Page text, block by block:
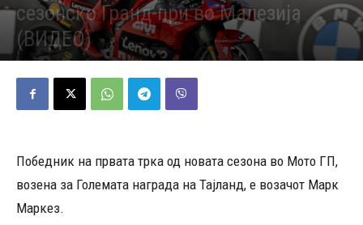
сезонско Гранд-при во Малезија
(ВИДЕО)
Објавено од Редакција - 02/03/2025 368
Победник на првата трка од новата сезона во Мото ГП,
возена за Големата награда на Тајланд, е возачот Марк
Маркез.